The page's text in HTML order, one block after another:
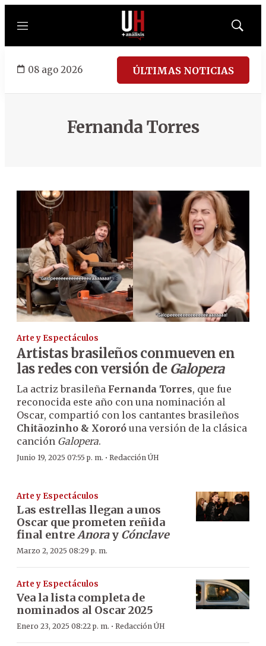
Menú
Mostrar
08 ago 2026 ÚLTIMAS NOTICIAS
Fernanda Torres
Arte y Espectáculos
Artistas brasileños conmueven en
las redes con versión de Galopera
La actriz brasileña Fernanda Torres, que fue
reconocida este año con una nominación al
Oscar, compartió con los cantantes brasileños
Chitãozinho & Xororó una versión de la clásica
canción Galopera.
Junio 19, 2025 07:55 p. m. · Redacción ÚH
Arte y Espectáculos
Las estrellas llegan a unos
Oscar que prometen reñida
final entreAnoray Cónclave
Marzo 2, 2025 08:29 p. m.
Arte y Espectáculos
Vea la lista completa de
nominados al Oscar 2025
Enero 23, 2025 08:22 p. m. · Redacción ÚH